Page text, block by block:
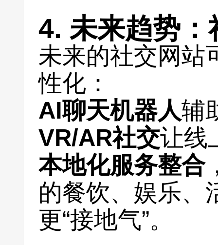
4. 未来趋势
未来的社交网站
性化：
AI聊天机器人辅
VR/AR社交让线
本地化服务整合
的餐饮、娱乐、
更“接地气”。